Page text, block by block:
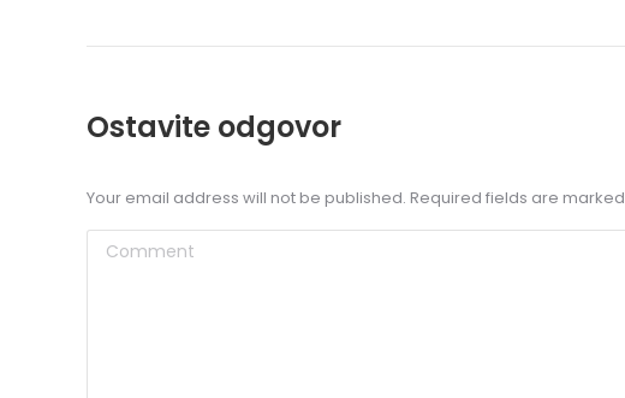
Ostavite odgovor
Your email address will not be published. Required fields are marked
Comment